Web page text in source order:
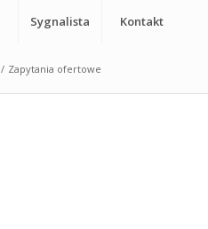
Sygnalista Kontakt
/ Zapytania ofertowe